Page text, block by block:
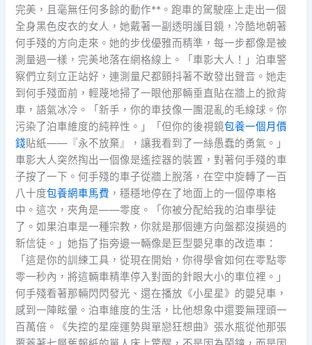
完美，且毫無任何多餘的動作**。跑車的駕駛座上走出一個
全身黑色皮衣的女人，她戴著一副透明護目鏡，冷酷地朝著
何手殘的方向走來。她的步伐優雅而精準，每一步都像是被
測量過一樣，完美地落在網格線上。「車影大人！」泊車警
察們立刻立正站好，連測量尺都顫抖著不敢發出聲音。她走
到何手殘面前，輕蔑地掃了一眼他那輛垂直貼在牆上的掀背
車，語氣冰冷。「新手，你的車技像一團混亂的毛線球。你
污染了泊車維度的純粹性。」「但你的後視鏡包養一個月價
錢貼紙——『永不放棄』，讓我看到了一絲愚蠢的勇氣。」
車影大人突然掏出一個像是遙控器的裝置，對著何手殘的車
子按了一下。何手殘的車子從牆上脫落，在空中旋轉了一百
八十度包養網車馬費 ，穩穩地停在了地面上的一個停車格
中。這次，夾角是——零度。「你被分配給我的泊車學徒
了。如果泊車是一種宗教，你就是那個連方向盤都沒摸過的
新信徒。」她指了指旁邊一輛像是巨型嬰兒車的改造車：
「這是你的訓練工具，從現在開始，你得學會如何在零點零
零一秒內，將這輛車精準停入對面的針眼大小的車位裡。」
何手殘看著那輛閃閃發光、還在播放《小星星》的嬰兒車，
感到一陣眩暈。泊車維度的生活，比他想象中還要無理頭一
百萬倍。《失控的星座運勢與單戀狂想曲》張水瓶從他那張